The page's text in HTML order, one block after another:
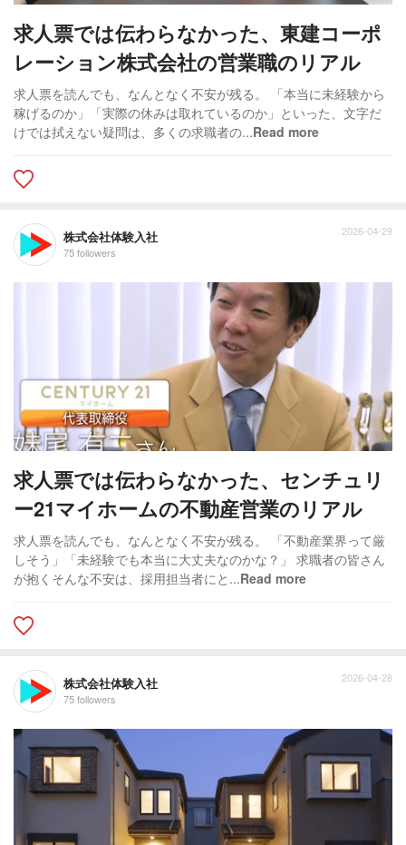
求人票では伝わらなかった、東建コーポ
レーション株式会社の営業職のリアル
求人票を読んでも、なんとなく不安が残る。 「本当に未経験から
稼げるのか」「実際の休みは取れているのか」といった、文字だ
けでは拭えない疑問は、多くの求職者の...Read more
株式会社体験入社
75 followers
2026-04-29
求人票では伝わらなかった、センチュリ
ー21マイホームの不動産営業のリアル
求人票を読んでも、なんとなく不安が残る。 「不動産業界って厳
しそう」「未経験でも本当に大丈夫なのかな？」 求職者の皆さん
が抱くそんな不安は、採用担当者にと...Read more
株式会社体験入社
75 followers
2026-04-28